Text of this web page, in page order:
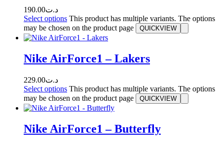
د.ت190.00
Select options This product has multiple variants. The options
may be chosen on the product page
QUICKVIEW
Nike AirForce1 – Lakers
د.ت229.00
Select options This product has multiple variants. The options
may be chosen on the product page
QUICKVIEW
Nike AirForce1 – Butterfly